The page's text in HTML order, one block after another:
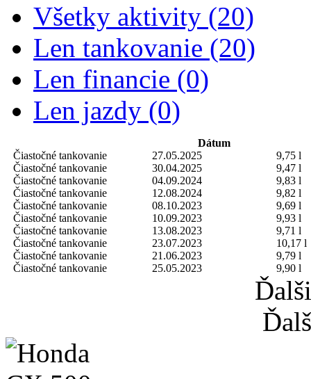
Všetky aktivity (20)
Len tankovanie (20)
Len financie (0)
Len jazdy (0)
Dátum
Čiastočné tankovanie
27.05.2025
9,75 l
Čiastočné tankovanie
30.04.2025
9,47 l
Čiastočné tankovanie
04.09.2024
9,83 l
Čiastočné tankovanie
12.08.2024
9,82 l
Čiastočné tankovanie
08.10.2023
9,69 l
Čiastočné tankovanie
10.09.2023
9,93 l
Čiastočné tankovanie
13.08.2023
9,71 l
Čiastočné tankovanie
23.07.2023
10,17 l
Čiastočné tankovanie
21.06.2023
9,79 l
Čiastočné tankovanie
25.05.2023 9,90 l